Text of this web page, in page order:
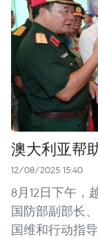
澳大利亚帮
12/08/2025 15:40
8月12日下午，
国防部副部长
国维和行动指